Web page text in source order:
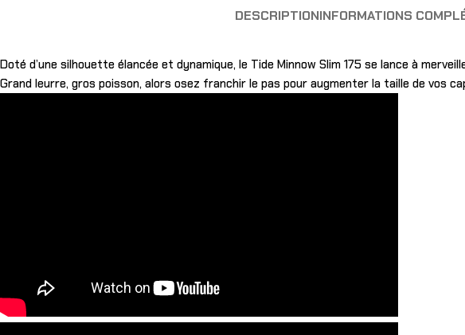
DESCRIPTIONINFORMATIONS
Doté d’une silhouette élancée et dynamique, le Tide Minnow Slim 175 se lance à
Grand leurre, gros poisson, alors osez franchir le pas pour augmenter la taille de vos